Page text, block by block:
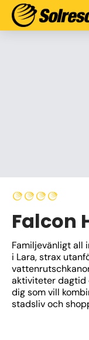
Falcon
Familjevänligt all
i Lara, strax
aktiviteter dagtid
dig som vill
stadsliv och